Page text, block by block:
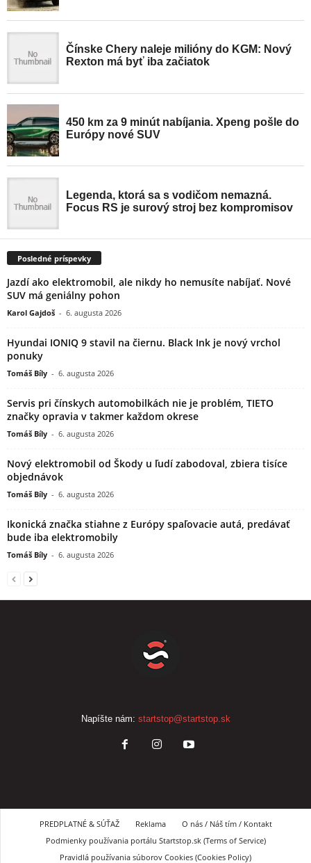
Posledné príspevky
Jazdí ako elektromobil, ale nikdy ho nemusíte nabíjať. Nové
SUV má geniálny pohon
Karol Gajdoš - 6. augusta 2026
Hyundai IONIQ 9 stavil na čiernu. Black Ink je nový vrchol
ponuky
Tomáš Bíly - 6. augusta 2026
Servis pri čínskych automobilkách nie je problém, TIETO
značky opravia v takmer každom okrese
Tomáš Bíly - 6. augusta 2026
Nový elektromobil od Škody u ľudí zabodoval, zbiera tisíce
objednávok
Tomáš Bíly - 6. augusta 2026
Ikonická značka stiahne z Európy spaľovacie autá, predávať
bude iba elektromobily
Tomáš Bíly - 6. augusta 2026
Napíšte nám: startstop@startstop.sk
PREDPLATNÉ & SÚŤAŽ Reklama
O nás / Náš tím / Kontakt
Podmienky používania portálu Startstop.sk (Terms of Service)
Pravidlá používania súborov Cookies (Cookies Policy)